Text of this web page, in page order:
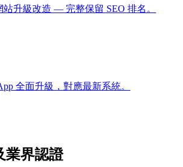
升級改造 — 完整保留 SEO 排名。
全面升級，對應最新系統。
業界認證